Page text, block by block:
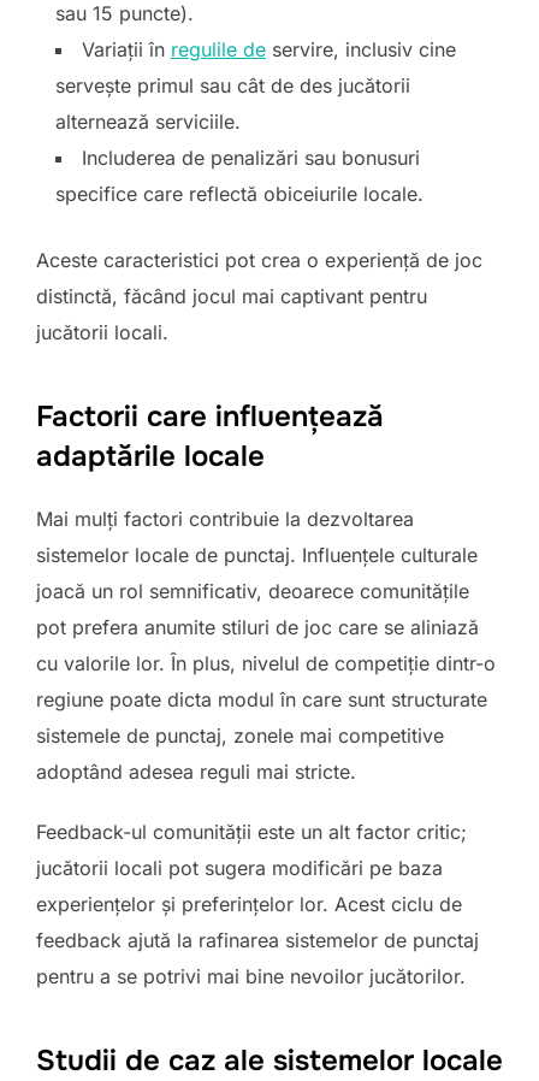
sau 15 puncte).
Variații în regulile de servire, inclusiv cine
servește primul sau cât de des jucătorii
alternează serviciile.
Includerea de penalizări sau bonusuri
specifice care reflectă obiceiurile locale.
Aceste caracteristici pot crea o experiență de joc
distinctă, făcând jocul mai captivant pentru
jucătorii locali.
Factorii care influențează
adaptările locale
Mai mulți factori contribuie la dezvoltarea
sistemelor locale de punctaj. Influențele culturale
joacă un rol semnificativ, deoarece comunitățile
pot prefera anumite stiluri de joc care se aliniază
cu valorile lor. În plus, nivelul de competiție dintr-o
regiune poate dicta modul în care sunt structurate
sistemele de punctaj, zonele mai competitive
adoptând adesea reguli mai stricte.
Feedback-ul comunității este un alt factor critic;
jucătorii locali pot sugera modificări pe baza
experiențelor și preferințelor lor. Acest ciclu de
feedback ajută la rafinarea sistemelor de punctaj
pentru a se potrivi mai bine nevoilor jucătorilor.
Studii de caz ale sistemelor locale